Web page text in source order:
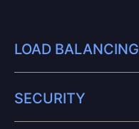
LOAD BALANCING
SECURITY